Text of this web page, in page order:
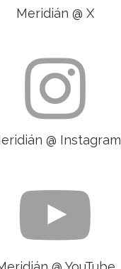
Meridián @ X
@ Instagram